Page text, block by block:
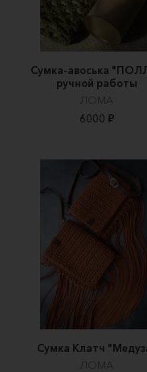
Сумка-авоська
ручной работы
ЛОМА
6000 ₽
Сумка Клатч
ЛОМА